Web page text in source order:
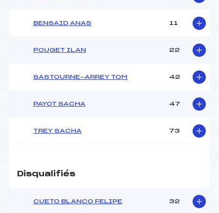
BENSAID ANAS 11
POUGET ILAN 22
SASTOURNE-ARREY TOM 42
PAYOT SACHA 47
TREY SACHA 73
Disqualifiés
CUETO BLANCO FELIPE 32